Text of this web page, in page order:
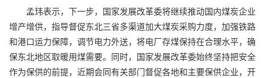
孟玮表示，下一步，国家发展改革委将继续推动国内煤炭企业
增产增供，指导督促东北三省多渠道加大煤炭采购力度，加强铁路
和港口运力保障，调节电力外送，将电厂存煤保持在合理水平，确
保东北地区取暖用煤需要。同时，国家发展改革委始终坚持把安全
作为保供的前提，近期会同有关部门督促各地和主要保供企业，开